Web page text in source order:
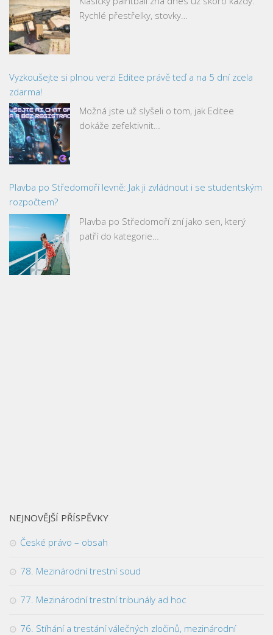
Rychlé přestřelky, stovky…
Vyzkoušejte si plnou verzi Editee právě teď a na 5 dní zcela
zdarma!
Možná jste už slyšeli o tom, jak Editee
dokáže zefektivnit…
Plavba po Středomoří levně: Jak ji zvládnout i se studentským
rozpočtem?
Plavba po Středomoří zní jako sen, který
patří do kategorie…
NEJNOVĚJŠÍ PŘÍSPĚVKY
České právo – obsah
78. Mezinárodní trestní soud
77. Mezinárodní trestní tribunály ad hoc
76. Stíhání a trestání válečných zločinů, mezinárodní